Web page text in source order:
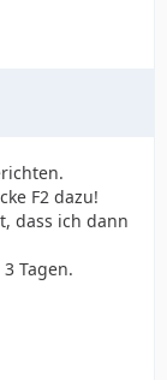
F2 dazu!
dass ich dann
Tagen.